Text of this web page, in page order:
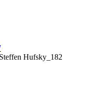
Hufsky_182